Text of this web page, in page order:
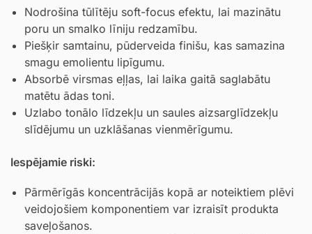
Nodrošina tūlītēju soft-focus efektu, lai mazinātu
poru un smalko līniju redzamību.
Piešķir samtainu, pūderveida finišu, kas samazina
smagu emolientu lipīgumu.
Absorbē virsmas eļļas, lai laika gaitā saglabātu
matētu ādas toni.
Uzlabo tonālo līdzekļu un saules aizsarglīdzekļu
slīdējumu un uzklāšanas vienmērīgumu.
Iespējamie riski:
Pārmērīgās koncentrācijās kopā ar noteiktiem plēvi
veidojošiem komponentiem var izraisīt produkta
saveļošanos.